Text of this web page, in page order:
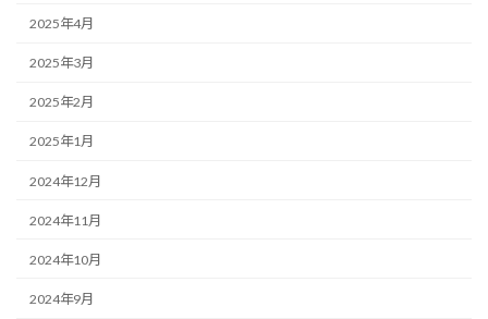
2025年4月
2025年3月
2025年2月
2025年1月
2024年12月
2024年11月
2024年10月
2024年9月